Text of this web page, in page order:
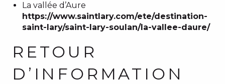
La vallée d’Aure
https://www.saintlary.com/ete/destination-
saint-lary/saint-lary-soulan/la-vallee-daure/
RETOUR
D’INFORMATION